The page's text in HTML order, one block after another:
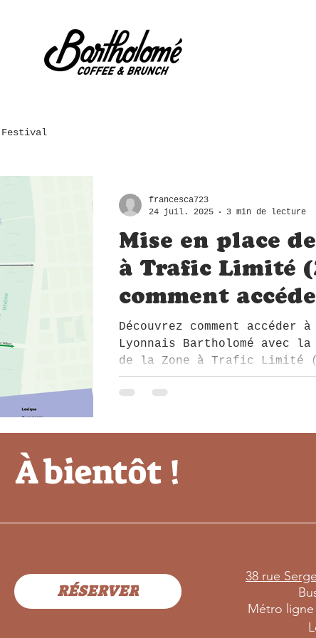
Festival
Mise en place
à Trafic Limité
comment
Bartholomé,
brunch ?
Découvrez comment accéder
Lyonnais Bartholomé avec
de la Zone à Trafic Limité
Informations essentielles
restrictions, les
francesca723
24 juil. 2025
3 min de lecture
À bientôt !
RÉSERVER
38 rue
B
Métro